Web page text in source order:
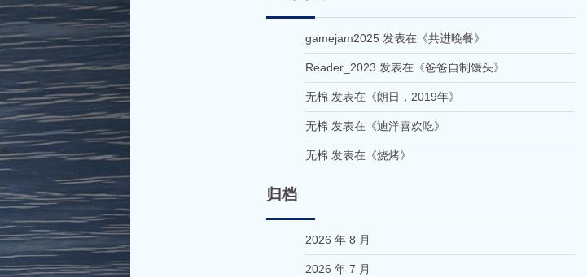
gamejam2025发表在《共进晚餐》
Reader_2023 发表在《爸爸自制馒头》
无棉 发表在《朗日，2019年》
无棉 发表在《迪洋喜欢吃》
无棉 发表在《烧烤》
归档
2026 年 8 月
2026 年 7 月